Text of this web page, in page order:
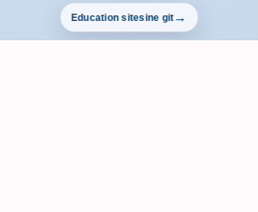
Education sitesine git